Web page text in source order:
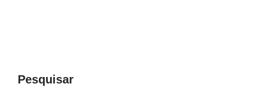
Pesquisar